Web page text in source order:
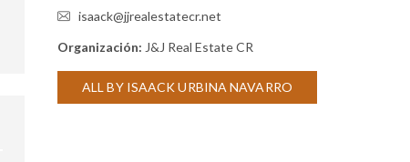
isaack@jjrealestatecr.net
Organización: J&J Real Estate CR
ALL BY ISAACK URBINA NAVARRO